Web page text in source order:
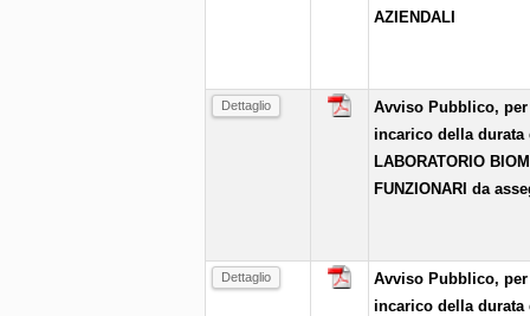
AZIENDALI
Dettaglio
Avviso Pubblico,
incarico della durata
LABORATORIO
FUNZIONARI da
Dettaglio
Avviso Pubblico,
incarico della durata